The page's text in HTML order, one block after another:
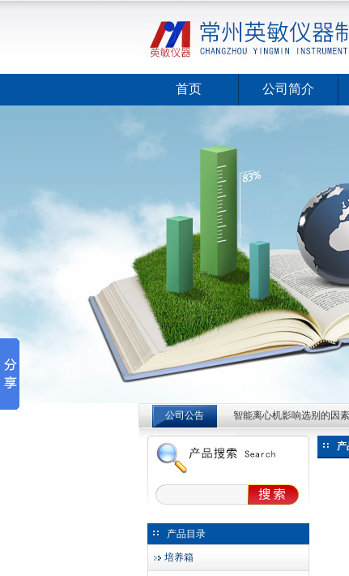
常州英敏仪器制造有限公司
首页 公司简介
公司公告 智能离心机影响选别的因素
智能离心机影响选别的因素
产品目录
培养箱
产